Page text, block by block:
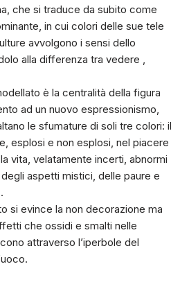
che si traduce da subito come
in cui colori delle sue tele
avvolgono i sensi dello
alla differenza tra vedere ,
è la centralità della figura
ad un nuovo espressionismo,
le sfumature di soli tre colori: il
esplosi e non esplosi, nel piacere
vita, velatamente incerti, abnormi
aspetti mistici, delle paure e
si evince la non decorazione ma
che ossidi e smalti nelle
attraverso l’iperbole del